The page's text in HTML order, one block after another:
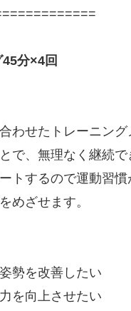
分×4回
わせたトレーニン
で、無理なく継続で
トするので運動習
めざせます。
勢を改善したい
を向上させたい